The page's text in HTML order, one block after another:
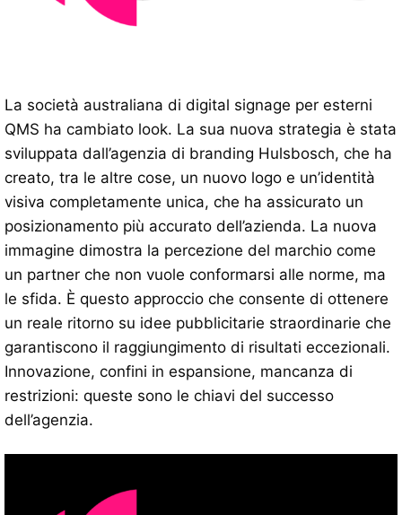
La società australiana di digital signage per esterni
QMS ha cambiato look. La sua nuova strategia è stata
sviluppata dall’agenzia di branding Hulsbosch, che ha
creato, tra le altre cose, un nuovo logo e un’identità
visiva completamente unica, che ha assicurato un
posizionamento più accurato dell’azienda. La nuova
immagine dimostra la percezione del marchio come
un partner che non vuole conformarsi alle norme, ma
le sfida. È questo approccio che consente di ottenere
un reale ritorno su idee pubblicitarie straordinarie che
garantiscono il raggiungimento di risultati eccezionali.
Innovazione, confini in espansione, mancanza di
restrizioni: queste sono le chiavi del successo
dell’agenzia.